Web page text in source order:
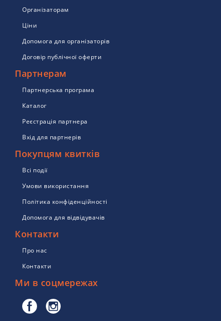
Організаторам
Ціни
Допомога для організаторів
Договір публічної оферти
Партнерам
Партнерська програма
Каталог
Реєстрація партнера
Вхід для партнерів
Покупцям квитків
Всі події
Умови використання
Політика конфіденційності
Допомога для відвідувачів
Контакти
Про нас
Контакти
Ми в соцмережах